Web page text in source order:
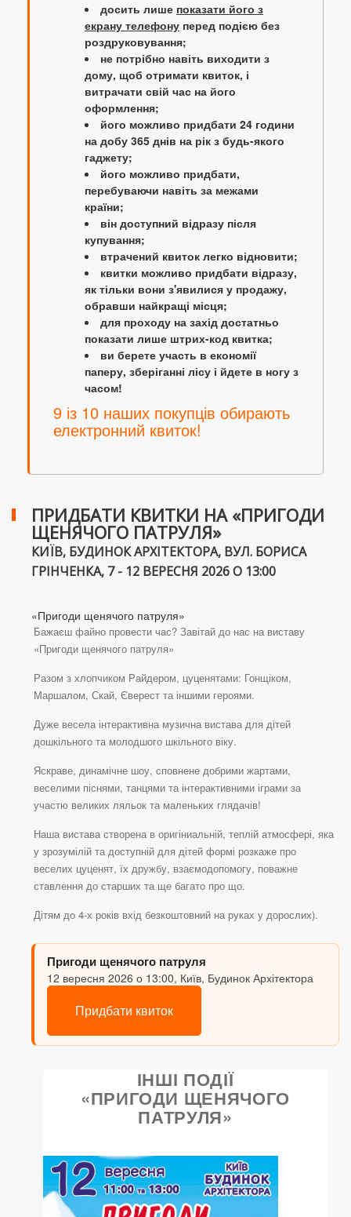
досить лише показати його з
екрану телефону перед подією без
роздруковування;
не потрібно навіть виходити з
дому, щоб отримати квиток, і
витрачати свій час на його
оформлення;
його можливо придбати 24 години
на добу 365 днів на рік з будь-якого
гаджету;
його можливо придбати,
перебуваючи навіть за межами
країни;
він доступний відразу після
купування;
втрачений квиток легко відновити;
квитки можливо придбати відразу,
як тільки вони з'явилися у продажу,
обравши найкращі місця;
для проходу на захід достатньо
показати лише штрих-код квитка;
ви берете участь в економії
паперу, зберіганні лісу і йдете в ногу з
часом!
9 із 10 наших покупців обирають
електронний квиток!
ПРИДБАТИ КВИТКИ НА «ПРИГОДИ
ЩЕНЯЧОГО ПАТРУЛЯ»
КИЇВ, БУДИНОК АРХІТЕКТОРА, ВУЛ. БОРИСА
ГРІНЧЕНКА, 7 - 12 ВЕРЕСНЯ 2026 О 13:00
«Пригоди щенячого патруля»
Бажаєш файно провести час? Завітай до нас на виставу
«Пригоди щенячого патруля»
Разом з хлопчиком Райдером, цуценятами: Гонщіком,
Маршалом, Скай, Єверест та іншими героями.
Дуже весела інтерактивна музична вистава для дітей
дошкільного та молодшого шкільного віку.
Яскраве, динамічне шоу, сповнене добрими жартами,
веселими піснями, танцями та інтерактивними іграми за
участю великих ляльок та маленьких глядачів!
Наша вистава створена в оригіниальній, теплій атмосфері, яка
у зрозумілій та доступній для дітей формі розкаже про
веселих цуценят, їх дружбу, взаємодопомогу, поважне
ставлення до старших та ще багато про що.
Дітям до 4-х років вхід безкоштовний на руках у дорослих).
Пригоди щенячого патруля
12 вересня 2026 о 13:00, Київ, Будинок Архітектора
Придбати квиток
ІНШІ ПОДІЇ
«ПРИГОДИ ЩЕНЯЧОГО
ПАТРУЛЯ»